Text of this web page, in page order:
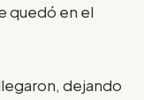
quedó en el
dejando